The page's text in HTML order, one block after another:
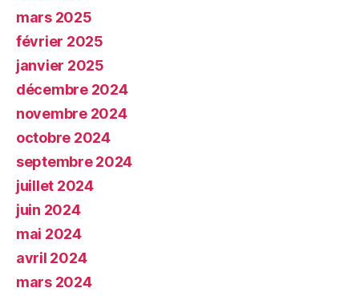
mars 2025
février 2025
janvier 2025
décembre 2024
novembre 2024
octobre 2024
septembre 2024
juillet 2024
juin 2024
mai 2024
avril 2024
mars 2024